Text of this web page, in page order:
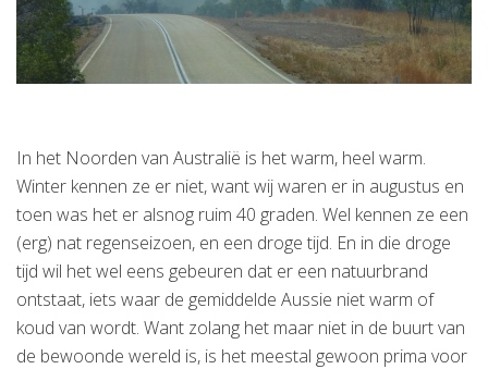
In het Noorden van Australië is het warm, heel warm.
Winter kennen ze er niet, want wij waren er in augustus en
toen was het er alsnog ruim 40 graden. Wel kennen ze een
(erg) nat regenseizoen, en een droge tijd. En in die droge
tijd wil het wel eens gebeuren dat er een natuurbrand
ontstaat, iets waar de gemiddelde Aussie niet warm of
koud van wordt. Want zolang het maar niet in de buurt van
de bewoonde wereld is, is het meestal gewoon prima voor